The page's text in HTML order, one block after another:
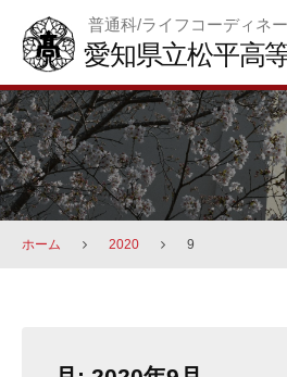
content
普通科/ライフコーディネ
愛知県立松平高
ホーム 2020 9